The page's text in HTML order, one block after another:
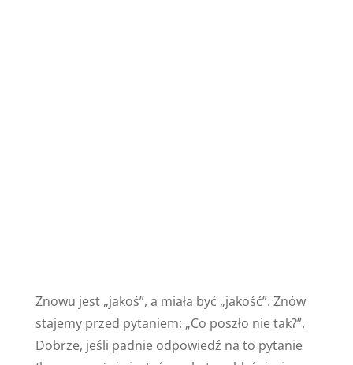
Znowu jest „jakoś”, a miała być „jakość”. Znów
stajemy przed pytaniem: „Co poszło nie tak?”.
Dobrze, jeśli padnie odpowiedź na to pytanie